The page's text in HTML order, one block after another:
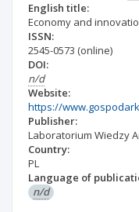
English title:
Economy and
ISSN:
2545-0573 (online)
DOI:
n/d
Website:
Publisher:
Laboratorium Wiedzy
Country:
PL
Language of
n/d